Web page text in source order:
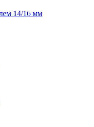
14/16 мм